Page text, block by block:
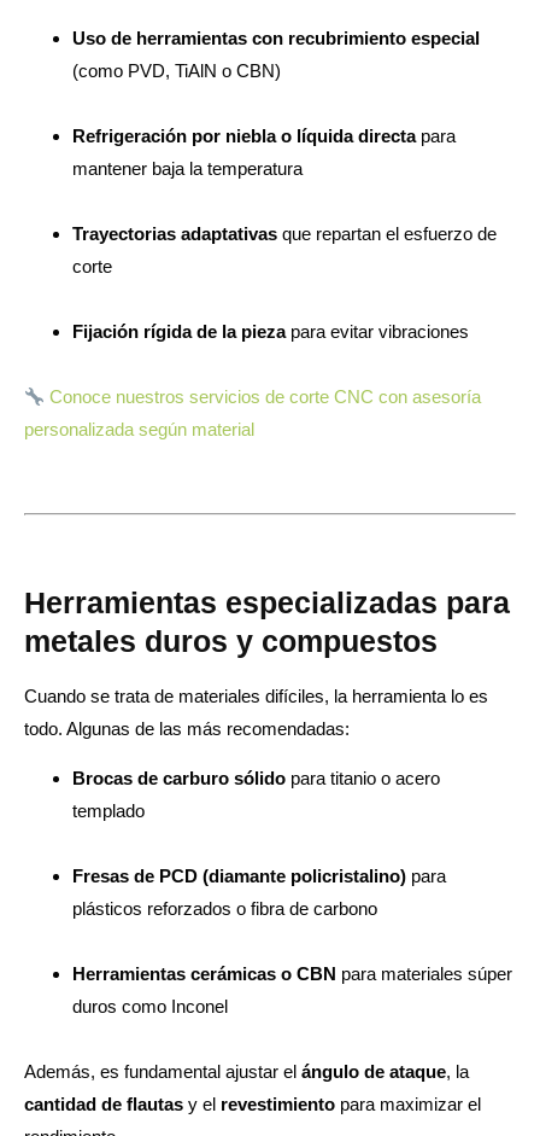
Uso de herramientas con recubrimiento especial
(como PVD, TiAlN o CBN)
Refrigeración por niebla o líquida directapara
mantener baja la temperatura
Trayectorias adaptativas que repartan el esfuerzo de
corte
Fijación rígida de la piezapara evitar vibraciones
Conoce nuestros servicios de corte CNC con asesoría
personalizada según material
Herramientas especializadas para
metales duros y compuestos
Cuando se trata de materiales difíciles, la herramienta lo es
todo. Algunas de las más recomendadas:
Brocas de carburo sólido para titanio o acero
templado
Fresas de PCD (diamante policristalino) para
plásticos reforzados o fibra de carbono
Herramientas cerámicas o CBN para materiales súper
duros como Inconel
Además, es fundamental ajustar el ángulo de ataque, la
cantidad de flautas y el revestimiento para maximizar el